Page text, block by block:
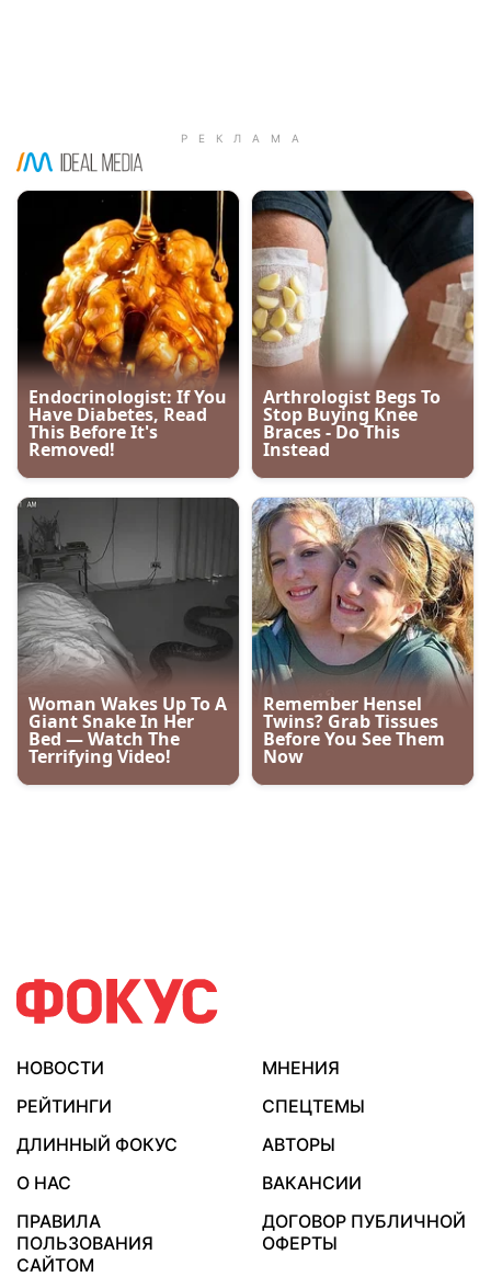
НОВОСТИ
МНЕНИЯ
РЕЙТИНГИ
СПЕЦТЕМЫ
ДЛИННЫЙ ФОКУС
АВТОРЫ
О НАС
ВАКАНСИИ
ПРАВИЛА
ПОЛЬЗОВАНИЯ
САЙТОМ
ДОГОВОР ПУБЛИЧНОЙ
ОФЕРТЫ